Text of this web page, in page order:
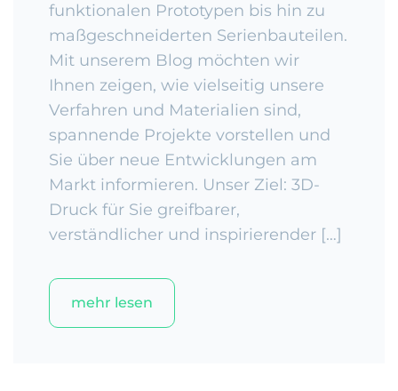
funktionalen Prototypen bis hin zu
maßgeschneiderten Serienbauteilen.
Mit unserem Blog möchten wir
Ihnen zeigen, wie vielseitig unsere
Verfahren und Materialien sind,
spannende Projekte vorstellen und
Sie über neue Entwicklungen am
Markt informieren. Unser Ziel: 3D-
Druck für Sie greifbarer,
verständlicher und inspirierender […]
mehr lesen